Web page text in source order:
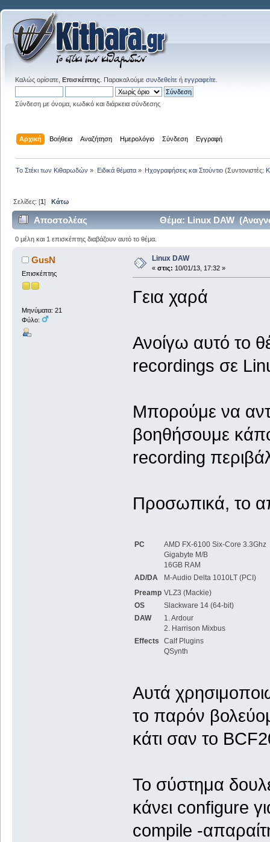
Καλώς ορίσατε, Επισκέπτης . Παρακαλούμε συνδεθείτε ή εγγραφείτε
Σύνδεση με όνομα, κωδικό και διάρκεια σύνδεσης
Αρχική Βοήθεια Αναζήτηση Ημερολόγιο Σύνδεση Εγγραφή
Το Στέκι των Κιθαρωδών » Ειδικά θέματα» Ηχογραφήσεις και Στούντιο(Συντονιστές:
Σελίδες: [1]Κάτω
Αποστολέας Θέμα: Linux DAW
0 μέλη και 1 επισκέπτης διαβάζουν αυτό το θέμα.
GusN
Επισκέπτης
Μηνύματα: 21
Φύλο:
Linux DAW
« στις: 10/01/13, 17:32 »
Γεια χαρά
Ανοίγω αυτό το
recordings σε
Μπορούμε να
βοηθήσουμε
recording
Προσωπικά, το
PC
AMD FX-6100 Six-Core 3.3Ghz
Gigabyte M/B
16GB RAM
AD/DA
M-Audio Delta 1010LT (PCI)
Preamp VLZ3 (Mackie)
OS
Slackware 14 (64-bit)
DAW
1. Ardour
2. Harrison Mixbus
Effects
Calf Plugins
QSynth
Αυτά
το παρόν
κάτι σαν το
Το σύστημα
κάνει configure
compile -